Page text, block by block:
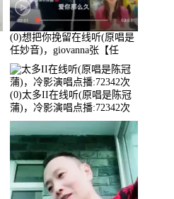
(0)想把你挽留在线听(原唱是
任妙音)，giovanna张【任
96】演唱点播:60173次
(0)太多II在线听(原唱是陈冠
蒲)，冷影演唱点播:72342次